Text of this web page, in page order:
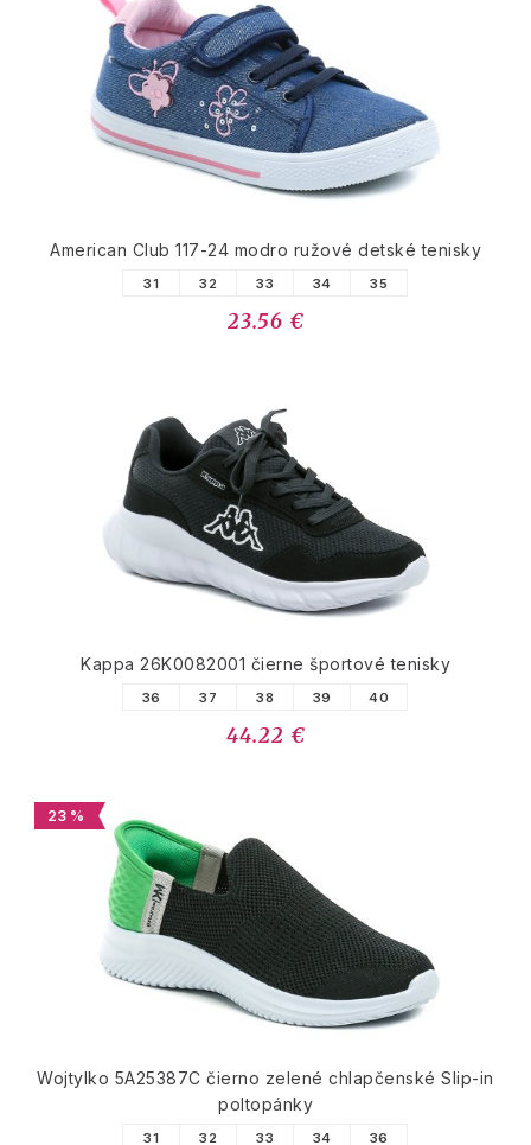
American Club 117-24 modro ružové detské tenisky
31 32 33 34 35
23.56 €
Kappa 26K0082001 čierne športové tenisky
36 37 38 39 40
44.22 €
23 %
Wojtylko 5A25387C čierno zelené chlapčenské Slip-in
poltopánky
31 32 33 34 36